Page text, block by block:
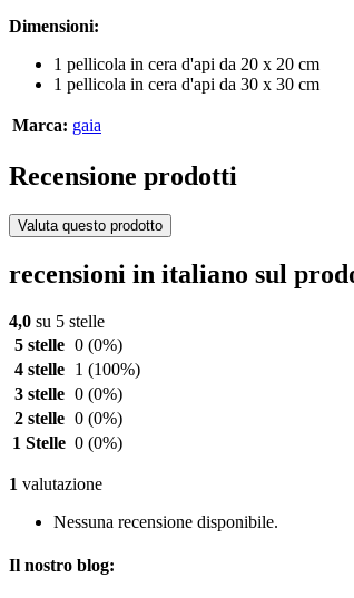
Dimensioni:
1 pellicola in cera d'api da 20 x 20 cm
1 pellicola in cera d'api da 30 x 30 cm
Marca: gaia
Recensione prodotti
Valuta questo prodotto
recensioni in italiano sul
4,0 su 5 stelle
5 stelle 0 (0%)
4 stelle
1 (100%)
3 stelle 0 (0%)
2 stelle 0 (0%)
1 Stelle 0 (0%)
1 valutazione
Nessuna recensione disponibile.
Il nostro blog: